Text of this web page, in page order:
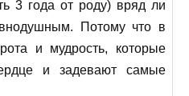
3 года от роду) вряд ли
Потому что в
и мудрость, которые
и задевают самые